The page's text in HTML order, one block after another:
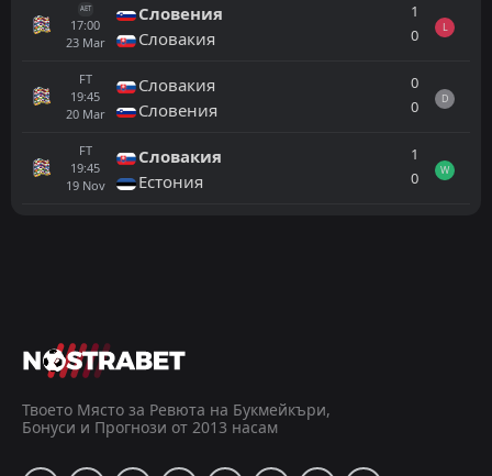
AET
17:00
23 Mar
Словения
Словакия
1
0
L
FT
19:45
20 Mar
Словакия
Словения
0
0
D
FT
19:45
19 Nov
Словакия
Естония
1
0
W
FT
05Jun
Малта
16:00
Твоето Място за Ревюта на Букмейкъри,
Бонуси и Прогнози от 2013 насам